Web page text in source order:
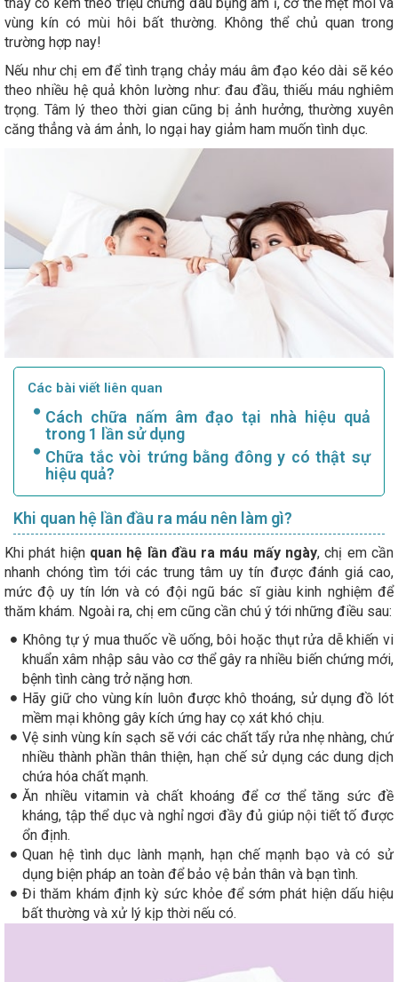
vùng kín có mùi hôi bất thường. Không thể chủ quan trong
trường hợp nay!
Nếu như chị em để tình trạng chảy máu âm đạo kéo dài sẽ kéo
theo nhiều hệ quả khôn lường như: đau đầu, thiếu máu nghiêm
trọng. Tâm lý theo thời gian cũng bị ảnh hưởng, thường xuyên
căng thẳng và ám ảnh, lo ngại hay giảm ham muốn tình dục.
Các bài viết liên quan
Cách chữa nấm âm đạo tại nhà hiệu quả
trong 1 lần sử dụng
Chữa tắc vòi trứng bằng đông y có thật sự
hiệu quả?
Khi quan hệ lần đầu ra máu nên làm gì?
Khi phát hiện quan hệ lần đầu ra máu mấy ngày, chị em cần
nhanh chóng tìm tới các trung tâm uy tín được đánh giá cao,
mức độ uy tín lớn và có đội ngũ bác sĩ giàu kinh nghiệm để
thăm khám. Ngoài ra, chị em cũng cần chú ý tới những điều sau:
Không tự ý mua thuốc về uống, bôi hoặc thụt rửa dễ khiến vi
khuẩn xâm nhập sâu vào cơ thể gây ra nhiều biến chứng mới,
bệnh tình càng trở nặng hơn.
Hãy giữ cho vùng kín luôn được khô thoáng, sử dụng đồ lót
mềm mại không gây kích ứng hay cọ xát khó chịu.
Vệ sinh vùng kín sạch sẽ với các chất tẩy rửa nhẹ nhàng, chứ
nhiều thành phần thân thiện, hạn chế sử dụng các dung dịch
chứa hóa chất mạnh.
Ăn nhiều vitamin và chất khoáng để cơ thể tăng sức đề
kháng, tập thể dục và nghỉ ngơi đầy đủ giúp nội tiết tố được
ổn định.
Quan hệ tình dục lành mạnh, hạn chế mạnh bạo và có sử
dụng biện pháp an toàn để bảo vệ bản thân và bạn tình.
Đi thăm khám định kỳ sức khỏe để sớm phát hiện dấu hiệu
bất thường và xử lý kịp thời nếu có.